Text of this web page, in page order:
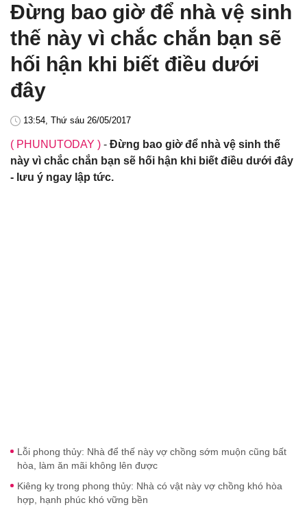
Đừng bao giờ để nhà vệ sinh
thế này vì chắc chắn bạn sẽ
hối hận khi biết điều dưới
đây
13:54, Thứ sáu 26/05/2017
( PHUNUTODAY ) - Đừng bao giờ để nhà vệ sinh thế
này vì chắc chắn bạn sẽ hối hận khi biết điều dưới đây
- lưu ý ngay lập tức.
Lỗi phong thủy: Nhà để thế này vợ chồng sớm muộn cũng bất
hòa, làm ăn mãi không lên được
Kiêng kỵ trong phong thủy: Nhà có vật này vợ chồng khó hòa
hợp, hạnh phúc khó vững bền